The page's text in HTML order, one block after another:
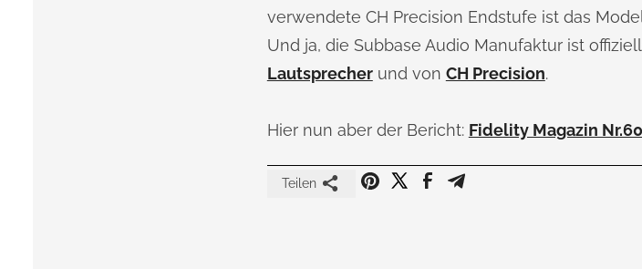
verwendete CH Precision Endstufe ist das
Und ja, die Subbase Audio Manufaktur ist
Lautsprecherund von CH Precision.
Hier nun aber der Bericht: Fidelity Magazin Nr.60
Teilen